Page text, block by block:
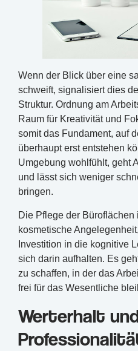
Wenn der Blick über eine
schweift, signalisiert dies
Struktur. Ordnung am
Raum für Kreativität und
somit das Fundament, auf
überhaupt erst entstehen
Umgebung wohlfühlt, geht
und lässt sich weniger
bringen.
Die Pflege der Büroflächen
kosmetische
Investition in die kognitive
sich darin aufhalten. Es
zu schaffen, in der das
frei für das Wesentliche
Werterhalt